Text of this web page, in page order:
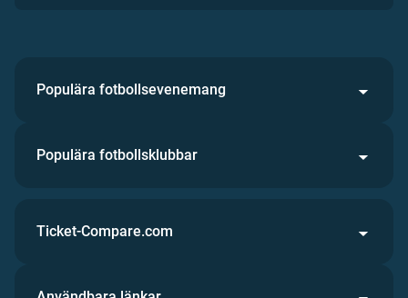
Populära fotbollsevenemang
Populära fotbollsklubbar
Ticket-Compare.com